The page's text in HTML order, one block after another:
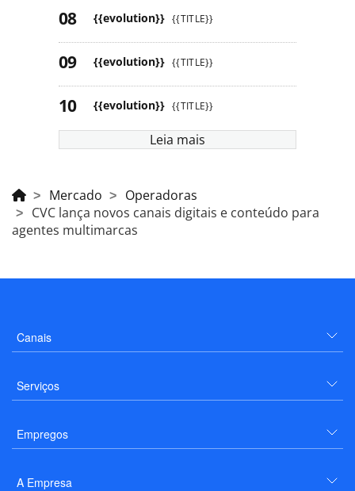
{{evolution}} {{TITLE}}
{{evolution}} {{TITLE}}
{{evolution}} {{TITLE}}
Leia mais
Mercado
Operadoras
CVC lança novos canais digitais e conteúdo para
agentes multimarcas
Canais
Serviços
Empregos
A Empresa